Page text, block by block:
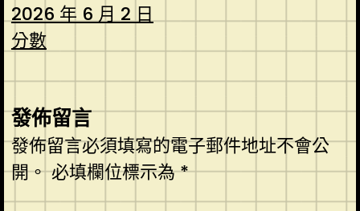
2026 年 6 月 2 日
分數
發佈留言
發佈留言必須填寫的電子郵件地址不會公
開。必填欄位標示為*